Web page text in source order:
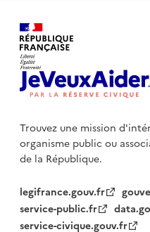
Trouvez une mission
organisme publicou
de la République.
legifrance.gouv.fr
service-public.fr
service-civique.gouv.fr